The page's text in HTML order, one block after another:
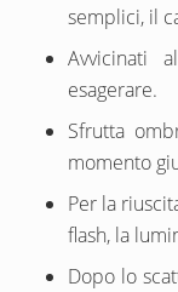
semplici, il
Avvicinati
esagerare.
Sfrutta
momento
Per la
flash, la
Dopo lo